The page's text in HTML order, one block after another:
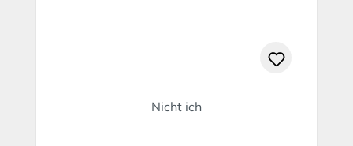
Nicht ich